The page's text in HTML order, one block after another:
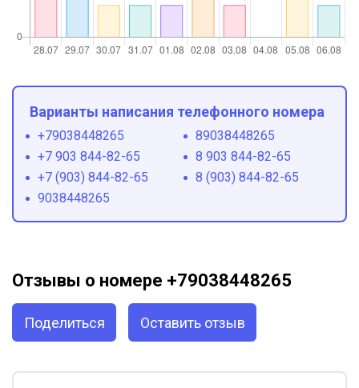
Варианты написания телефонного номера
+79038448265
89038448265
+7 903 844-82-65
8 903 844-82-65
+7 (903) 844-82-65
8 (903) 844-82-65
9038448265
Отзывы о номере +79038448265
Поделиться Оставить отзыв